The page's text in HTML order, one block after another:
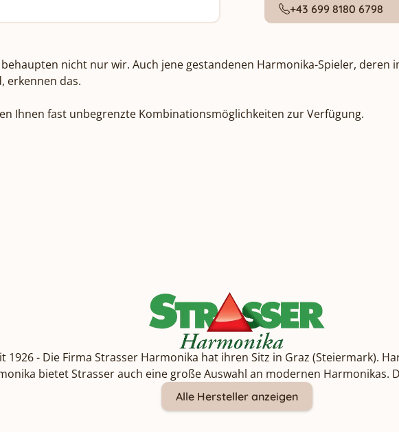
+43 699 8180 6798
nicht nur wir. Auch jene gestandenen Harmonika-Spieler, deren
erkennen das.
Ihnen fast unbegrenzte Kombinationsmöglichkeiten zur Verfügung.
- Die Firma Strasser Harmonika hat ihren Sitz in Graz (Steiermark).
bietet Strasser auch eine große Auswahl an modernen Harmonikas.
Alle Hersteller anzeigen